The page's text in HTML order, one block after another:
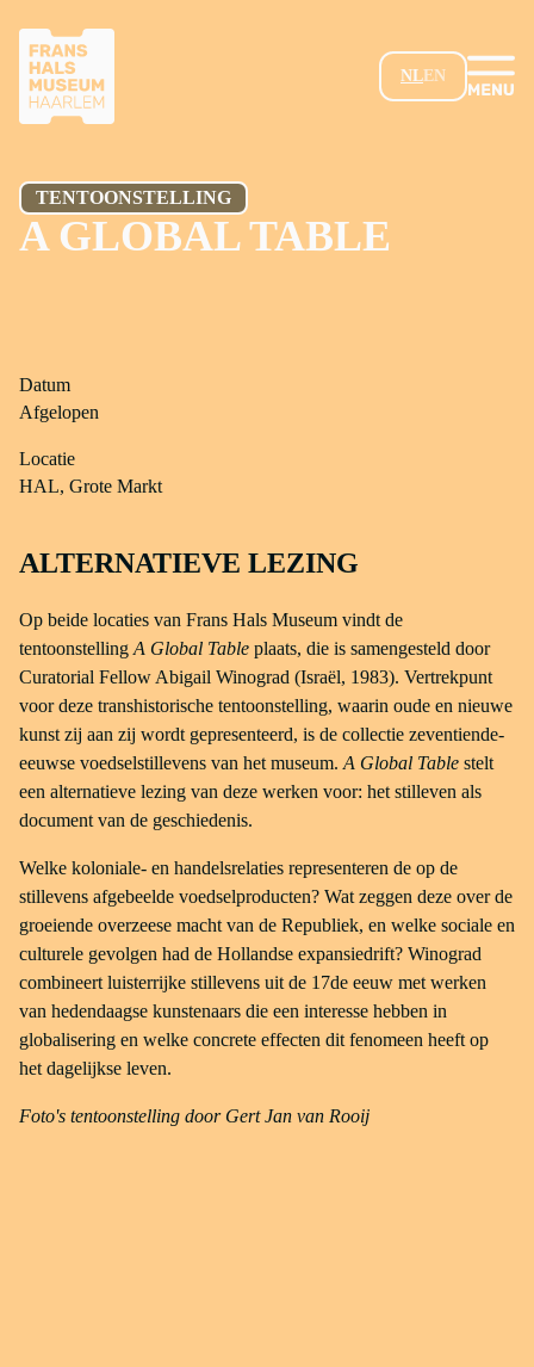
GA NAAR HOOFDINHOUD
NLEN
TENTOONSTELLING
A GLOBAL TABLE
Datum
Afgelopen
Locatie
HAL, Grote Markt
ALTERNATIEVE LEZING
Op beide locaties van Frans Hals Museum vindt de
tentoonstelling A Global Table plaats, die is samengesteld door
Curatorial Fellow Abigail Winograd (Israël, 1983). Vertrekpunt
voor deze transhistorische tentoonstelling, waarin oude en nieuwe
kunst zij aan zij wordt gepresenteerd, is de collectie zeventiende-
eeuwse voedselstillevens van het museum. A Global Table stelt
een alternatieve lezing van deze werken voor: het stilleven als
document van de geschiedenis.
Welke koloniale- en handelsrelaties representeren de op de
stillevens afgebeelde voedselproducten? Wat zeggen deze over de
groeiende overzeese macht van de Republiek, en welke sociale en
culturele gevolgen had de Hollandse expansiedrift? Winograd
combineert luisterrijke stillevens uit de 17de eeuw met werken
van hedendaagse kunstenaars die een interesse hebben in
globalisering en welke concrete effecten dit fenomeen heeft op
het dagelijkse leven.
Foto's tentoonstelling door Gert Jan van Rooij